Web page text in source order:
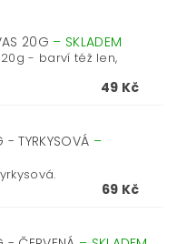
20G – SKLADEM
- barví též len,
49 Kč
- TYRKYSOVÁ –
69 Kč